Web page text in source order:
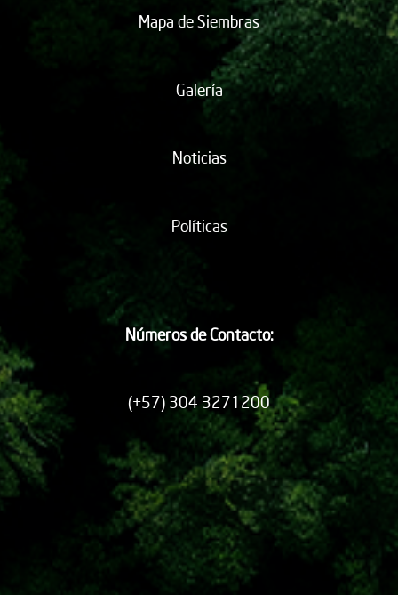
Mapa de Siembras
Galería
Noticias
Políticas
Números de Contacto:
(+57) 304 3271200